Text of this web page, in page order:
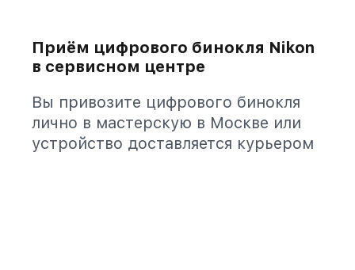
Приём цифрового бинокля Nikon
в сервисном центре
Вы привозите цифрового бинокля
лично в мастерскую в Москве или
устройство доставляется курьером